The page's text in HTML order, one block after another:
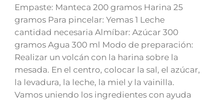
Empaste: Manteca 200 gramos Harina 25
gramos Para pincelar: Yemas 1 Leche
cantidad necesaria Almíbar: Azúcar 300
gramos Agua 300 ml Modo de preparación:
Realizar un volcán con la harina sobre la
mesada. En el centro, colocar la sal, el azúcar,
la levadura, la leche, la miel y la vainilla.
Vamos uniendo los ingredientes con ayuda